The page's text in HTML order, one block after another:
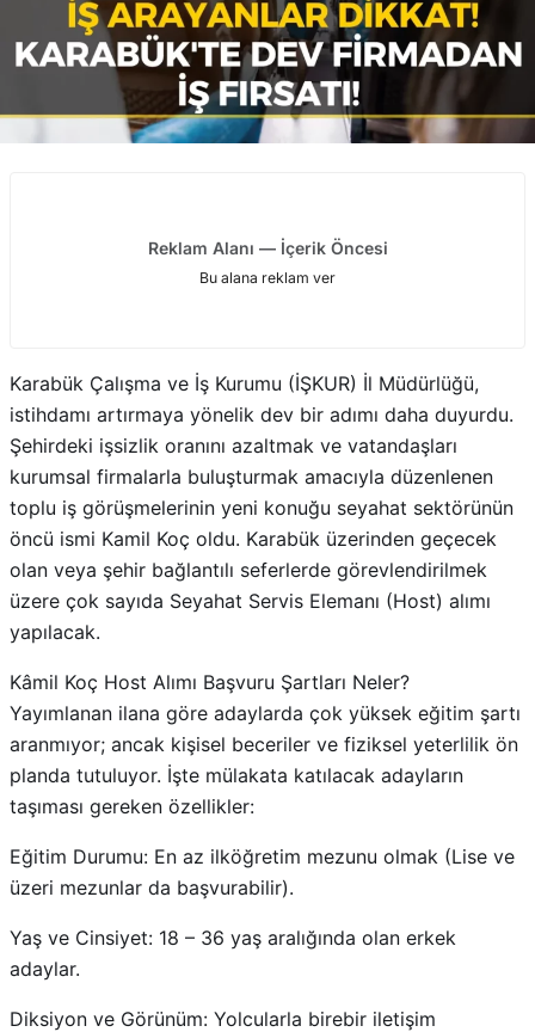
Reklam Alanı — İçerik Öncesi
Bu alana reklam ver
Karabük Çalışma ve İş Kurumu (İŞKUR) İl Müdürlüğü,
istihdamı artırmaya yönelik dev bir adımı daha duyurdu.
Şehirdeki işsizlik oranını azaltmak ve vatandaşları
kurumsal firmalarla buluşturmak amacıyla düzenlenen
toplu iş görüşmelerinin yeni konuğu seyahat sektörünün
öncü ismi Kamil Koç oldu. Karabük üzerinden geçecek
olan veya şehir bağlantılı seferlerde görevlendirilmek
üzere çok sayıda Seyahat Servis Elemanı (Host) alımı
yapılacak.
Kâmil Koç Host Alımı Başvuru Şartları Neler?
Yayımlanan ilana göre adaylarda çok yüksek eğitim şartı
aranmıyor; ancak kişisel beceriler ve fiziksel yeterlilik ön
planda tutuluyor. İşte mülakata katılacak adayların
taşıması gereken özellikler:
Eğitim Durumu: En az ilköğretim mezunu olmak (Lise ve
üzeri mezunlar da başvurabilir).
Yaş ve Cinsiyet: 18 – 36 yaş aralığında olan erkek
adaylar.
Diksiyon ve Görünüm: Yolcularla birebir iletişim